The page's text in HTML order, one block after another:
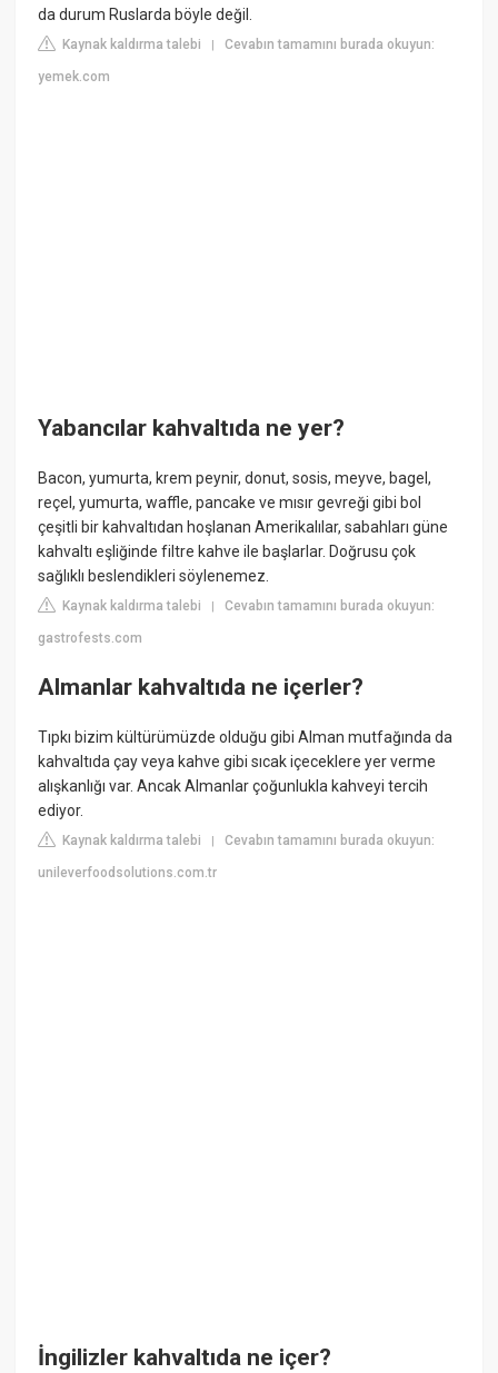
da durum Ruslarda böyle değil.
Kaynak kaldırma talebi |Cevabın tamamını burada okuyun:
yemek.com
Yabancılar kahvaltıda ne yer?
Bacon, yumurta, krem peynir, donut, sosis, meyve, bagel,
reçel, yumurta, waffle, pancake ve mısır gevreği gibi bol
çeşitli bir kahvaltıdan hoşlanan Amerikalılar, sabahları güne
kahvaltı eşliğinde filtre kahve ile başlarlar. Doğrusu çok
sağlıklı beslendikleri söylenemez.
Kaynak kaldırma talebi |Cevabın tamamını burada okuyun:
gastrofests.com
Almanlar kahvaltıda ne içerler?
Tıpkı bizim kültürümüzde olduğu gibi Alman mutfağında da
kahvaltıda çay veya kahve gibi sıcak içeceklere yer verme
alışkanlığı var. Ancak Almanlar çoğunlukla kahveyi tercih
ediyor.
Kaynak kaldırma talebi |Cevabın tamamını burada okuyun:
unileverfoodsolutions.com.tr
İngilizler kahvaltıda ne içer?